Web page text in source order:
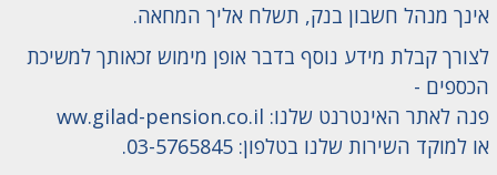
אינך מנהל חשבון בנק, תשלח אליך המחאה.
לצורך קבלת מידע נוסף בדבר אופן מימוש זכאותך למשיכת
הכספים -
פנה לאתר האינטרנט שלנו: ww.gilad-pension.co.il
או למוקד השירות שלנו בטלפון: 03-5765845.